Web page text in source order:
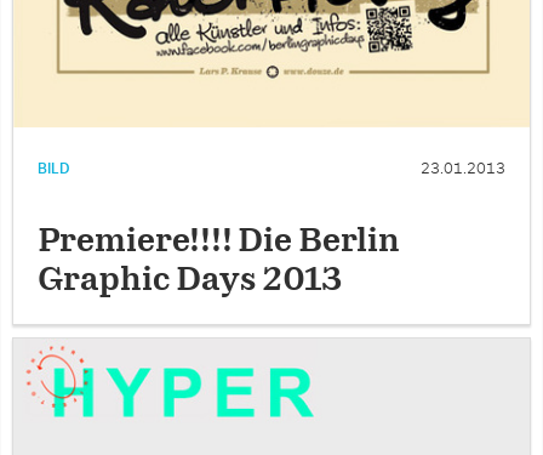
BILD 23.01.2013
Premiere!!!! Die Berlin
Graphic Days 2013